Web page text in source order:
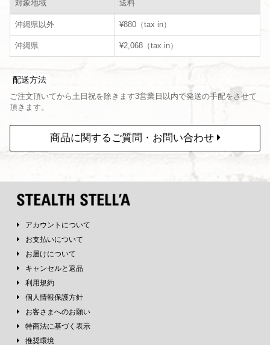
対象地域 送料
沖縄県以外 ¥880（tax in）
沖縄県 ¥2,068（tax in）
配送方法
ご注文頂いてから土日祝を除きます3営業日以内で発送の手配をさせて
頂きます。
商品に関するご質問・お問い合わせ
アカウントについて
お支払いについて
お届けについて
キャンセルと返品
利用規約
個人情報保護方針
お客さまへのお願い
特商法に基づく表示
推奨環境